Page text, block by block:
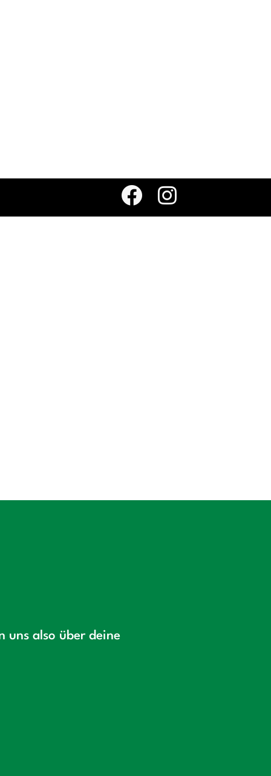
uns also über deine